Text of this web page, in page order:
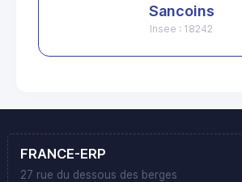
Sancoins
Insee : 18242
FRANCE-ERP
27 rue du dessous des berges